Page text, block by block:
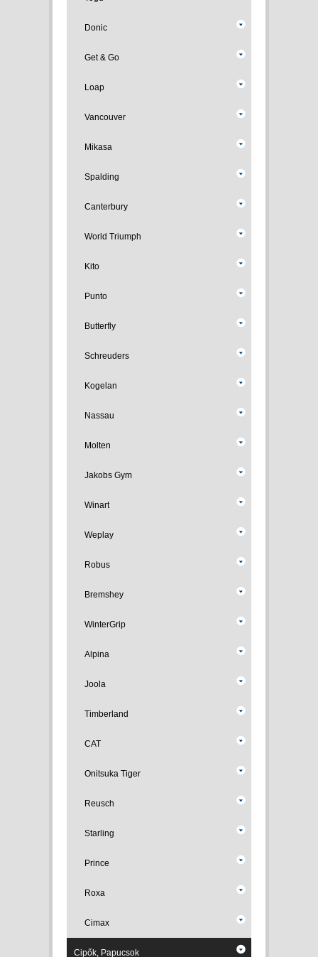
Donic
Get & Go
Loap
Vancouver
Mikasa
Spalding
Canterbury
World Triumph
Kito
Punto
Butterfly
Schreuders
Kogelan
Nassau
Molten
Jakobs Gym
Winart
Weplay
Robus
Bremshey
WinterGrip
Alpina
Joola
Timberland
CAT
Onitsuka Tiger
Reusch
Starling
Prince
Roxa
Cimax
Cipők, Papucsok